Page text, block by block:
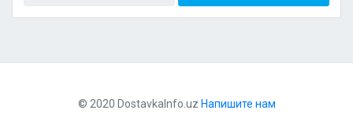
© 2020 DostavkaInfo.uz Напишите нам